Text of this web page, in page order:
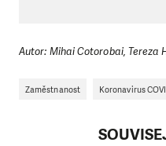
Autor: Mihai Cotorobai, Tereza
Zaměstnanost Koronavirus